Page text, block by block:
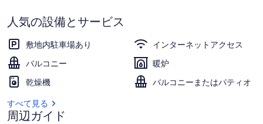
の
城
の
写
真
人気の設備とサービス
敷地内駐車場あり
インターネットアクセス
バルコニー
暖炉
乾燥機
バルコニーまたはパティオ
すべて見る
周辺ガイド